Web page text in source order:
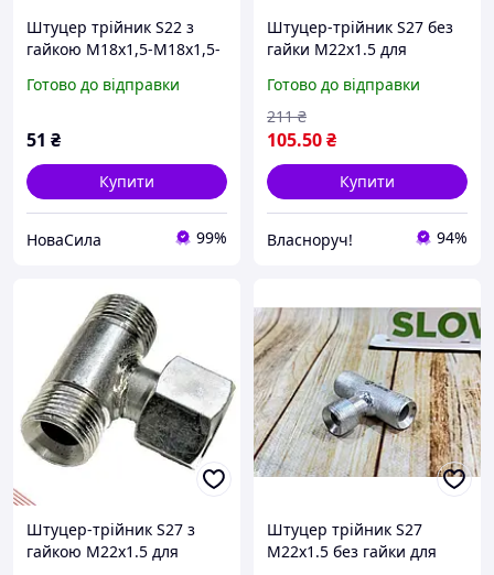
Штуцер трійник S22 з
гайкою М18х1,5-М18х1,5-
Готово до відправки
51 ₴
Купити
НоваСила 99%
Штуцер-трійник S27 без
гайки М22х1.5 для
трубопроводів у системах
водопостачання
Готово до відправки
105.50₴
211 ₴
Купити
Власноруч! 94%
Штуцер-трійник S27 з
гайкою М22х1.5 для
Штуцер трійник S27
М22х1.5 без гайки для